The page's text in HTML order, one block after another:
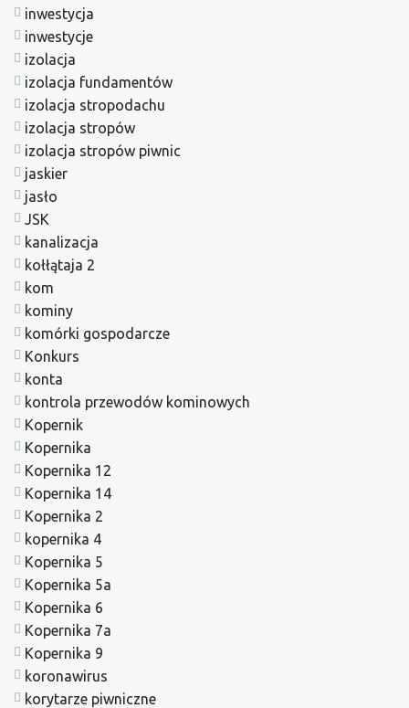
inwestycja
inwestycje
izolacja
izolacja fundamentów
izolacja stropodachu
izolacja stropów
izolacja stropów piwnic
jaskier
jasło
JSK
kanalizacja
kołłątaja 2
kom
kominy
komórki gospodarcze
Konkurs
konta
kontrola przewodów kominowych
Kopernik
Kopernika
Kopernika 12
Kopernika 14
Kopernika 2
kopernika 4
Kopernika 5
Kopernika 5a
Kopernika 6
Kopernika 7a
Kopernika 9
koronawirus
korytarze piwniczne